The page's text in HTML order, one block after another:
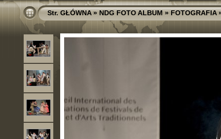
Str. GŁÓWNA»NDG FOTO ALBUM»FOTOGRAFIA